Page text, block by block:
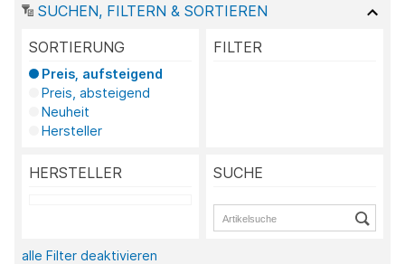
SUCHEN, FILTERN & SORTIEREN
SORTIERUNG
Preis, aufsteigend
Preis, absteigend
Neuheit
Hersteller
FILTER
HERSTELLER SUCHE
alle Filter deaktivieren